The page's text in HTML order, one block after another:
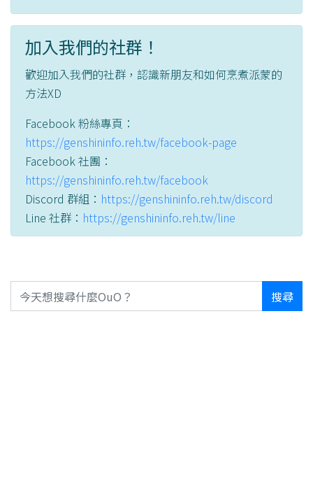
加入我們的社群！
歡迎加入我們的社群，認識新朋友和如何烹煮派蒙的
方法XD
Facebook 粉絲專頁：
https://genshininfo.reh.tw/facebook-page
Facebook 社團：
https://genshininfo.reh.tw/facebook
Discord 群組： https://genshininfo.reh.tw/discord
Line 社群： https://genshininfo.reh.tw/line
搜尋